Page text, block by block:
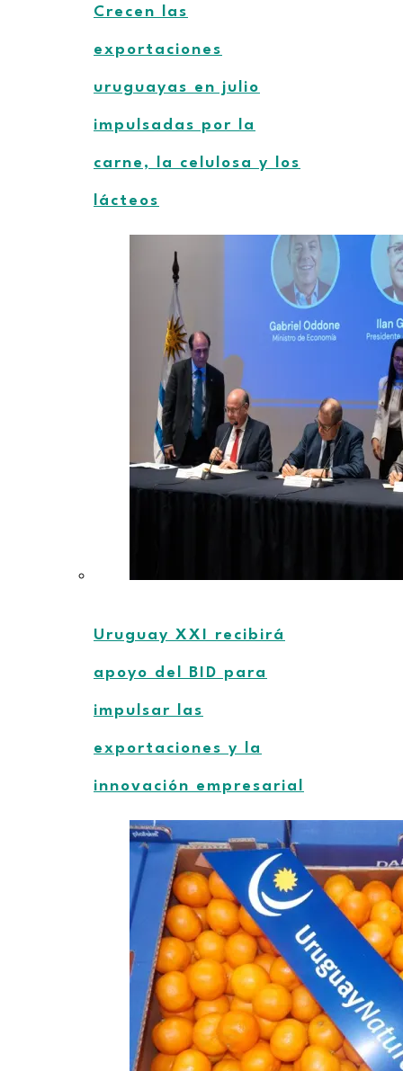
Crecen las
exportaciones
uruguayas en julio
impulsadas por la
carne, la celulosa y los
lácteos
Uruguay XXI recibirá
apoyo del BID para
impulsar las
exportaciones y la
innovación empresarial